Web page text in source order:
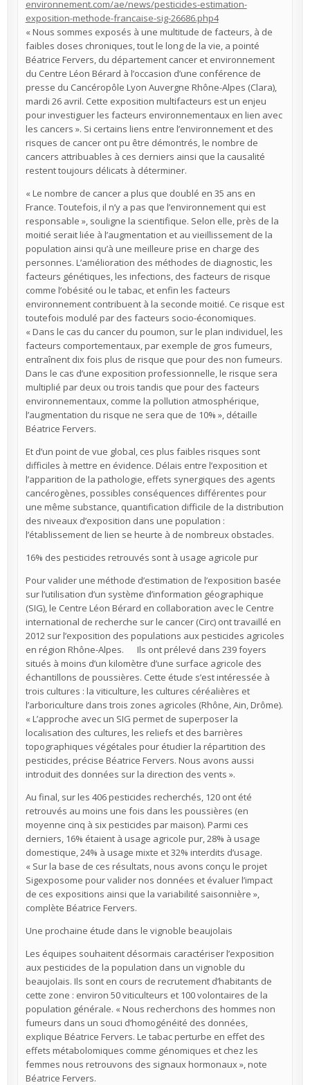
environnement.com/ae/news/pesticides-estimation-
exposition-methode-francaise-sig-26686.php4
« Nous sommes exposés à une multitude de facteurs, à de
faibles doses chroniques, tout le long de la vie, a pointé
Béatrice Fervers, du département cancer et environnement
du Centre Léon Bérard à l’occasion d’une conférence de
presse du Cancéropôle Lyon Auvergne Rhône-Alpes (Clara),
mardi 26 avril. Cette exposition multifacteurs est un enjeu
pour investiguer les facteurs environnementaux en lien avec
les cancers ». Si certains liens entre l’environnement et des
risques de cancer ont pu être démontrés, le nombre de
cancers attribuables à ces derniers ainsi que la causalité
restent toujours délicats à déterminer.
« Le nombre de cancer a plus que doublé en 35 ans en
France. Toutefois, il n’y a pas que l’environnement qui est
responsable », souligne la scientifique. Selon elle, près de la
moitié serait liée à l’augmentation et au vieillissement de la
population ainsi qu’à une meilleure prise en charge des
personnes. L’amélioration des méthodes de diagnostic, les
facteurs génétiques, les infections, des facteurs de risque
comme l’obésité ou le tabac, et enfin les facteurs
environnement contribuent à la seconde moitié. Ce risque est
toutefois modulé par des facteurs socio-économiques.
« Dans le cas du cancer du poumon, sur le plan individuel, les
facteurs comportementaux, par exemple de gros fumeurs,
entraînent dix fois plus de risque que pour des non fumeurs.
Dans le cas d’une exposition professionnelle, le risque sera
multiplié par deux ou trois tandis que pour des facteurs
environnementaux, comme la pollution atmosphérique,
l’augmentation du risque ne sera que de 10% », détaille
Béatrice Fervers.
Et d’un point de vue global, ces plus faibles risques sont
difficiles à mettre en évidence. Délais entre l’exposition et
l’apparition de la pathologie, effets synergiques des agents
cancérogènes, possibles conséquences différentes pour
une même substance, quantification difficile de la distribution
des niveaux d’exposition dans une population :
l’établissement de lien se heurte à de nombreux obstacles.
16% des pesticides retrouvés sont à usage agricole pur
Pour valider une méthode d’estimation de l’exposition basée
sur l’utilisation d’un système d’information géographique
(SIG), le Centre Léon Bérard en collaboration avec le Centre
international de recherche sur le cancer (Circ) ont travaillé en
2012 sur l’exposition des populations aux pesticides agricoles
en région Rhône-Alpes. Ils ont prélevé dans 239 foyers
situés à moins d’un kilomètre d’une surface agricole des
échantillons de poussières. Cette étude s’est intéressée à
trois cultures : la viticulture, les cultures céréalières et
l’arboriculture dans trois zones agricoles (Rhône, Ain, Drôme).
« L’approche avec un SIG permet de superposer la
localisation des cultures, les reliefs et des barrières
topographiques végétales pour étudier la répartition des
pesticides, précise Béatrice Fervers. Nous avons aussi
introduit des données sur la direction des vents ».
Au final, sur les 406 pesticides recherchés, 120 ont été
retrouvés au moins une fois dans les poussières (en
moyenne cinq à six pesticides par maison). Parmi ces
derniers, 16% étaient à usage agricole pur, 28% à usage
domestique, 24% à usage mixte et 32% interdits d’usage.
« Sur la base de ces résultats, nous avons conçu le projet
Sigexposome pour valider nos données et évaluer l’impact
de ces expositions ainsi que la variabilité saisonnière »,
complète Béatrice Fervers.
Une prochaine étude dans le vignoble beaujolais
Les équipes souhaitent désormais caractériser l’exposition
aux pesticides de la population dans un vignoble du
beaujolais. Ils sont en cours de recrutement d’habitants de
cette zone : environ 50 viticulteurs et 100 volontaires de la
population générale. « Nous recherchons des hommes non
fumeurs dans un souci d’homogénéité des données,
explique Béatrice Fervers. Le tabac perturbe en effet des
effets métabolomiques comme génomiques et chez les
femmes nous retrouvons des signaux hormonaux », note
Béatrice Fervers.